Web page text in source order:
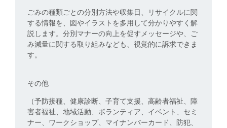
ごみの種類ごとの分別方法や収集日、リサイクルに関
する情報を、図やイラストを多用して分かりやすく解
説します。分別マナーの向上を促すメッセージや、ご
み減量に関する取り組みなども、視覚的に訴求できま
す。
その他
（予防接種、健康診断、子育て支援、高齢者福祉、障
害者福祉、地域活動、ボランティア、イベント、セミ
ナー、ワークショップ、マイナンバーカード、防犯、